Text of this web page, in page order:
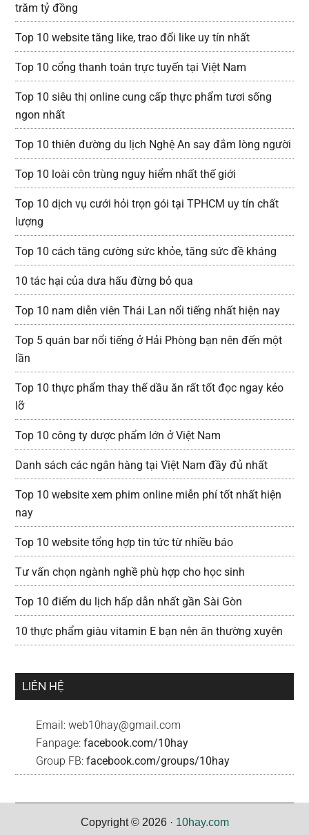
trăm tỷ đồng
Top 10 website tăng like, trao đổi like uy tín nhất
Top 10 cổng thanh toán trực tuyến tại Việt Nam
Top 10 siêu thị online cung cấp thực phẩm tươi sống
ngon nhất
Top 10 thiên đường du lịch Nghệ An say đắm lòng người
Top 10 loài côn trùng nguy hiểm nhất thế giới
Top 10 dịch vụ cưới hỏi trọn gói tại TPHCM uy tín chất
lượng
Top 10 cách tăng cường sức khỏe, tăng sức đề kháng
10 tác hại của dưa hấu đừng bỏ qua
Top 10 nam diễn viên Thái Lan nổi tiếng nhất hiện nay
Top 5 quán bar nổi tiếng ở Hải Phòng bạn nên đến một
lần
Top 10 thực phẩm thay thế dầu ăn rất tốt đọc ngay kẻo
lỡ
Top 10 công ty dược phẩm lớn ở Việt Nam
Danh sách các ngân hàng tại Việt Nam đầy đủ nhất
Top 10 website xem phim online miễn phí tốt nhất hiện
nay
Top 10 website tổng hợp tin tức từ nhiều báo
Tư vấn chọn ngành nghề phù hợp cho học sinh
Top 10 điểm du lịch hấp dẫn nhất gần Sài Gòn
10 thực phẩm giàu vitamin E bạn nên ăn thường xuyên
LIÊN HỆ
Email:web10hay@gmail.com
Fanpage:facebook.com/10hay
Group FB:facebook.com/groups/10hay
Copyright © 2026 · 10hay.com